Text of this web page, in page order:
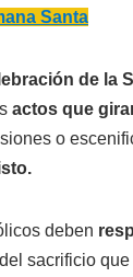
Santa
de la
actos que
o
deben
sacrificio que